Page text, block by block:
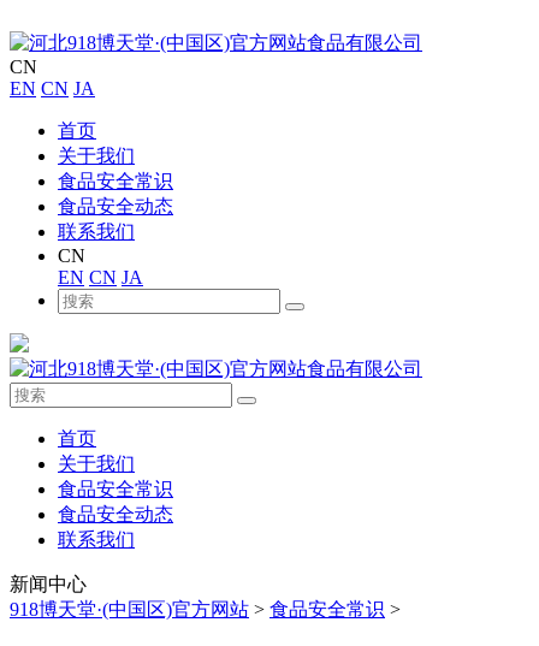
CN
EN CN JA
首页
关于我们
食品安全常识
食品安全动态
联系我们
CN
EN CN JA
首页
关于我们
食品安全常识
食品安全动态
联系我们
新闻中心
918博天堂·(中国区)官方网站 > 食品安全常识 >